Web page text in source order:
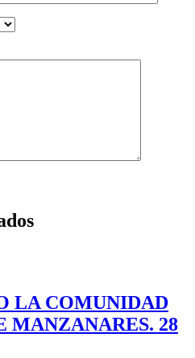
LA COMUNIDAD
MANZANARES. 28